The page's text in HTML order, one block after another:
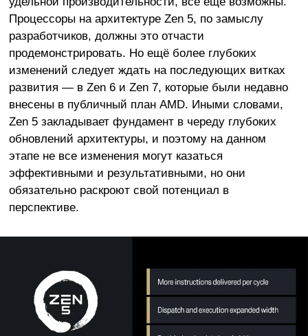
Процессоры на архитектуре Zen 5, по замыслу
разработчиков, должны это отчасти
продемонстрировать. Но ещё более глубоких
изменений следует ждать на последующих витках
развития — в Zen 6 и Zen 7, которые были недавно
внесены в публичный план AMD. Иными словами,
Zen 5 закладывает фундамент в череду глубоких
обновлений архитектуры, и поэтому на данном
этапе не все изменения могут казаться
эффективными и результативными, но они
обязательно раскроют свой потенциал в
перспективе.